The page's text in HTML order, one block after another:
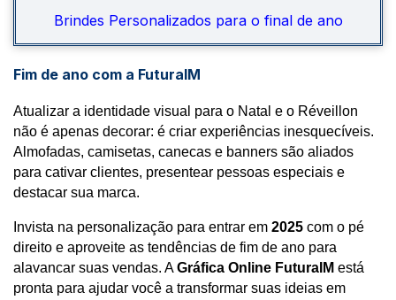
Brindes Personalizados para o final de ano
Fim de ano com a FuturaIM
Atualizar a identidade visual para o Natal e o Réveillon
não é apenas decorar: é criar experiências inesquecíveis.
Almofadas, camisetas, canecas e banners são aliados
para cativar clientes, presentear pessoas especiais e
destacar sua marca.
Invista na personalização para entrar em 2025 com o pé
direito e aproveite as tendências de fim de ano para
alavancar suas vendas. AGráfica Online FuturaIM está
pronta para ajudar você a transformar suas ideias em